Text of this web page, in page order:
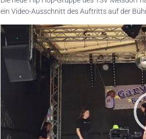
ein Video-Ausschnitt des Auftritts auf der
Video-
Player